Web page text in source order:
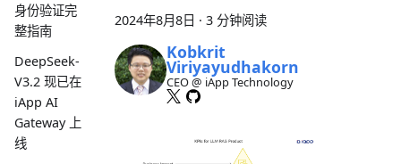
身份验证完
整指南
DeepSeek-
V3.2 现已在
iApp AI
Gateway 上
线
2024年8月8日 · 3 分钟阅读
Kobkrit
Viriyayudhakorn
CEO @ iApp Technology